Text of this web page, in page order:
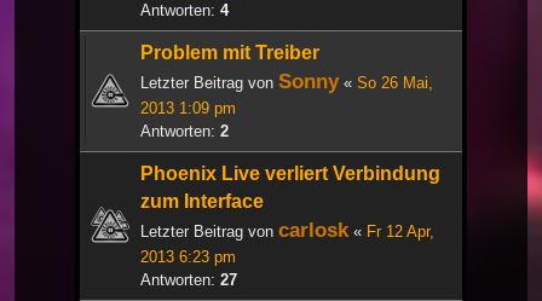
Antworten: 4
Problem mit Treiber
Letzter Beitrag von Sonny« So 26 Mai,
2013 1:09 pm
Antworten: 2
Phoenix Live verliert Verbindung
zum Interface
Letzter Beitrag von carlosk« Fr 12 Apr,
2013 6:23 pm
Antworten: 27